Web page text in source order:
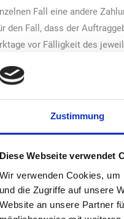
Zustimmung
Diese Webseite verwendet
Wir verwenden Cookies,
und die Zugriffe auf unsere
Website an unsere Partner
Fall eine andere
den Fall, dass der
vor Fälligkeit des
aus anderen zur Verfügung
Überschreitung der
Außerdem fallen
Verlag ist berechtigt, von
sich vor, einen im Einzelfall
sofort ohne jeden
Verlag kann bei
Vorauszahlung verlangen.
Vorliegen begründeter